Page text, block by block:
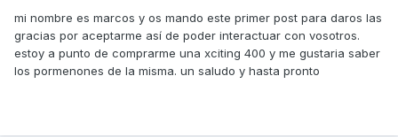
mi nombre es marcos y os mando este primer post para daros las
gracias por aceptarme así de poder interactuar con vosotros.
estoy a punto de comprarme una xciting 400 y me gustaria saber
los pormenones de la misma. un saludo y hasta pronto